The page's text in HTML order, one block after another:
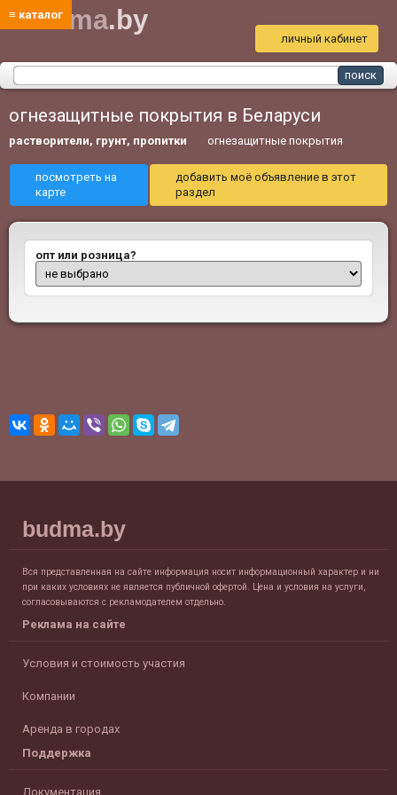
≡ каталог
bud ma.by
личный кабинет
огнезащитные покрытия в Беларуси
растворители, грунт, пропитки огнезащитные покрытия
посмотреть на
карте
добавить моё объявление в этот
раздел
опт или розница?
budma.by
Вся представленная на сайте информация носит информационный характер и ни
при каких условиях не является публичной офертой. Цена и условия на услуги,
согласовываются с рекламодателем отдельно.
Реклама на сайте
Условия и стоимость участия
Компании
Аренда в городах
Поддержка
Документация